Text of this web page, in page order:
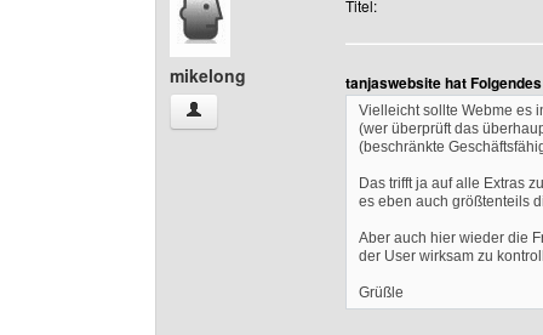
mikelong
mikelong Benutzer-Profile anzeigen
Titel:
tanjaswebsite hat
Vielleicht sollte Webme es
(wer überprüft das
(beschränkte
Das trifft ja auf alle Extras
es eben auch größtenteils
Aber auch hier wieder die
der User wirksam zu
Grüßle